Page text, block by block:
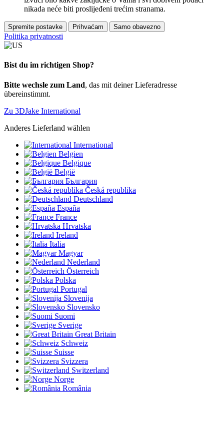
nikada neće biti proslijeđeni trećim stranama.
Spremite postavke Prihvaćam Samo obavezno
Politika privatnosti
Bist du im richtigen Shop?
Bitte wechsle zum Land, das mit deiner Lieferadresse
übereinstimmt.
Zu 3DJake International
Anderes Lieferland wählen
International
Belgien
Belgique
België
България
Česká republika
Deutschland
España
France
Hrvatska
Ireland
Italia
Magyar
Nederland
Österreich
Polska
Portugal
Slovenija
Slovensko
Suomi
Sverige
Great Britain
Schweiz
Suisse
Svizzera
Switzerland
Norge
România